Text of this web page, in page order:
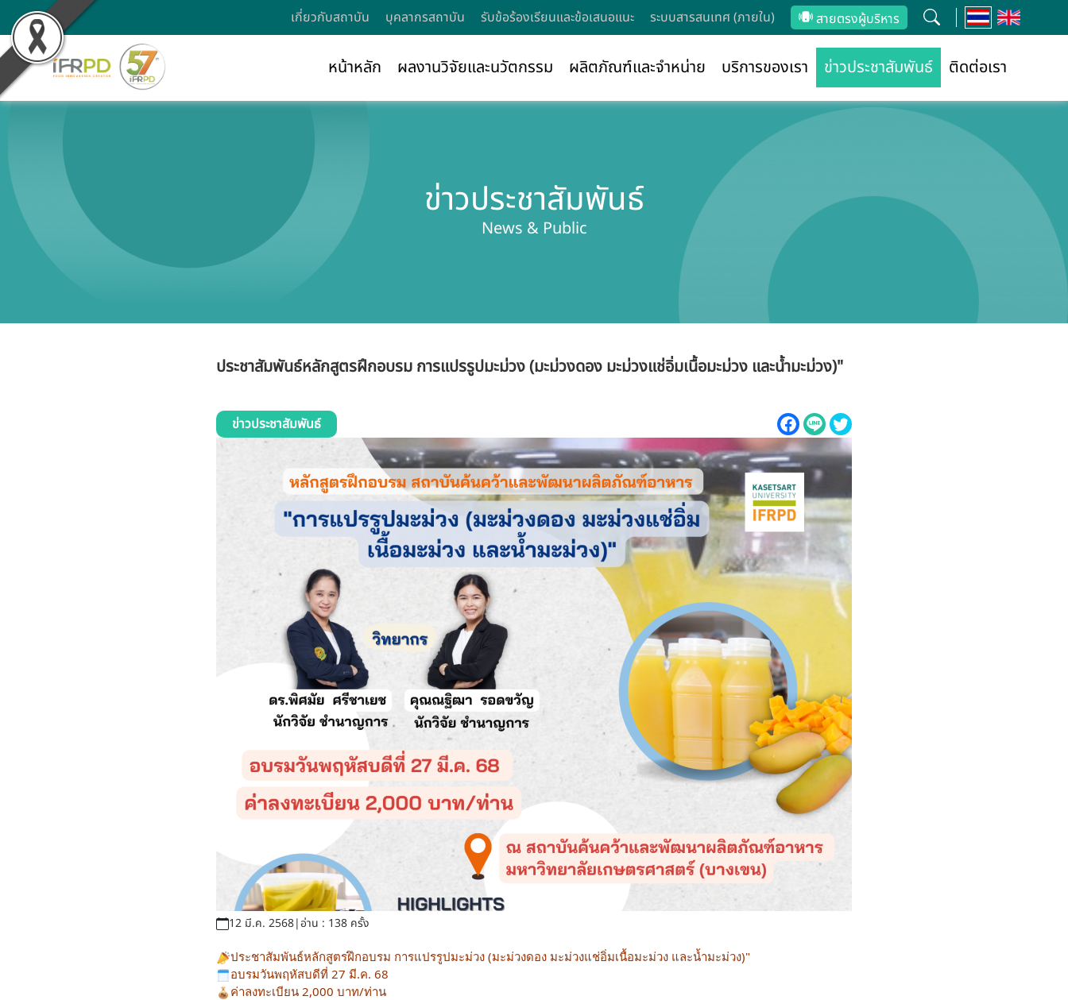
เกี่ยวกับสถาบัน บุคลากรสถาบัน รับข้อร้องเรียนและข้อเสนอแนะ ระบบสารสนเทศ (ภายใน) สายตรงผู้บริหาร
หน้าหลัก ผลงานวิจัยและนวัตกรรม ผลิตภัณฑ์และจำหน่าย บริการของเรา ข่าวประชาสัมพันธ์ ติดต่อเรา
ข่าวประชาสัมพันธ์
News & Public
ประชาสัมพันธ์หลักสูตรฝึกอบรม การแปรรูปมะม่วง (มะม่วงดอง มะม่วงแช่อิ่มเนื้อมะม่วง และน้ำมะม่วง)"
ข่าวประชาสัมพันธ์
12 มี.ค. 2568|อ่าน : 138 ครั้ง
ประชาสัมพันธ์หลักสูตรฝึกอบรม การแปรรูปมะม่วง (มะม่วงดอง มะม่วงแช่อิ่มเนื้อมะม่วง และน้ำมะม่วง)"
อบรมวันพฤหัสบดีที่ 27 มี.ค. 68
ค่าลงทะเบียน 2,000 บาท/ท่าน